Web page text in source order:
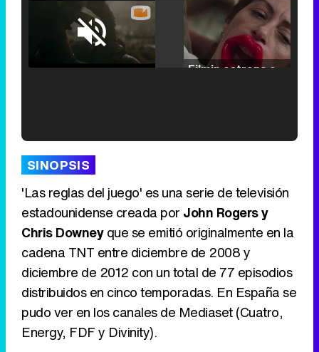
Unmute /
Loaded
25.30%
Tráiler de '33 días', la nueva serie de Atresplayer con Julián Villagrán y José Manuel Poga
Tráiler en catalán de 'Ravalear', la nueva serie de HBO Max sobre los fondos buitre
SINOPSIS
'Las reglas del juego' es una serie de televisión
estadounidense creada por John Rogers y
Chris Downeyque se emitió originalmente en la
cadena TNT entre diciembre de 2008 y
diciembre de 2012 con un total de 77 episodios
distribuidos en cinco temporadas. En España se
pudo ver en los canales de Mediaset (Cuatro,
Energy, FDF y Divinity).